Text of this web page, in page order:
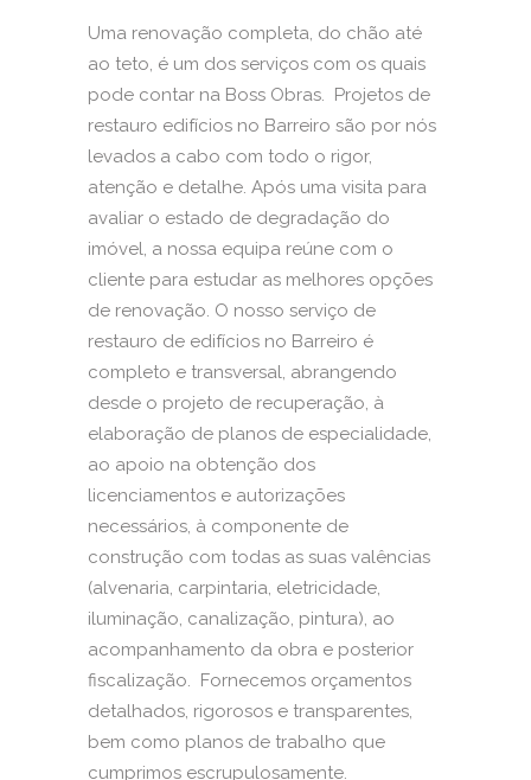
Uma renovação completa, do chão até
ao teto, é um dos serviços com os quais
pode contar na Boss Obras. Projetos de
restauro edifícios no Barreiro são por nós
levados a cabo com todo o rigor,
atenção e detalhe. Após uma visita para
avaliar o estado de degradação do
imóvel, a nossa equipa reúne com o
cliente para estudar as melhores opções
de renovação. O nosso serviço de
restauro de edifícios no Barreiro é
completo e transversal, abrangendo
desde o projeto de recuperação, à
elaboração de planos de especialidade,
ao apoio na obtenção dos
licenciamentos e autorizações
necessários, à componente de
construção com todas as suas valências
(alvenaria, carpintaria, eletricidade,
iluminação, canalização, pintura), ao
acompanhamento da obra e posterior
fiscalização. Fornecemos orçamentos
detalhados, rigorosos e transparentes,
bem como planos de trabalho que
cumprimos escrupulosamente.